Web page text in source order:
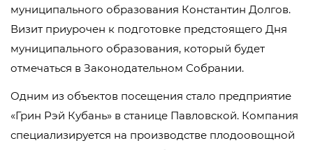
муниципального образования Константин Долгов.
Визит приурочен к подготовке предстоящего Дня
муниципального образования, который будет
отмечаться в Законодательном Собрании.
Одним из объектов посещения стало предприятие
«Грин Рэй Кубань» в станице Павловской. Компания
специализируется на производстве плодоовощной